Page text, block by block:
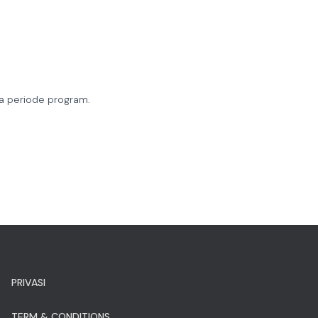
periode program.
PRIVASI